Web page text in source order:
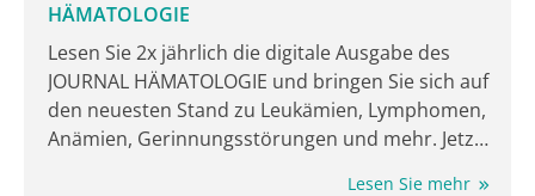
HÄMATOLOGIE
Lesen Sie 2x jährlich die digitale Ausgabe des
JOURNAL HÄMATOLOGIE und bringen Sie sich auf
den neuesten Stand zu Leukämien, Lymphomen,
Anämien, Gerinnungsstörungen und mehr. Jetzt
Lesen Sie mehr